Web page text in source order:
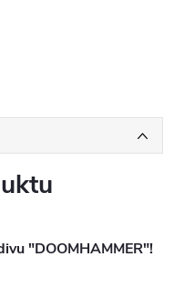
"DOOMHAMMER"!